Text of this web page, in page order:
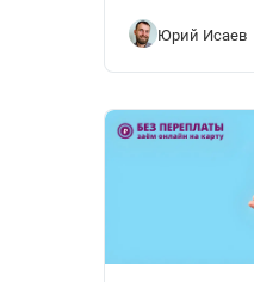
Юрий Исаев